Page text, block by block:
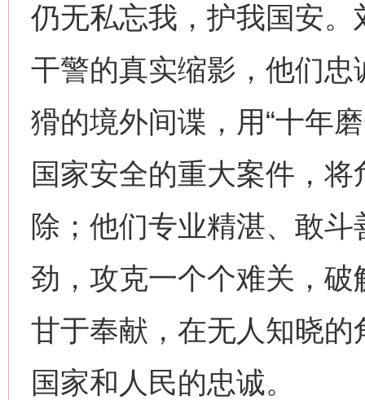
仍无私忘我，护我国安
干警的真实缩影，他们
猾的境外间谍，用“十年
国家安全的重大案件，将
除；他们专业精湛、敢斗
劲，攻克一个个难关，
甘于奉献，在无人知晓
国家和人民的忠诚。